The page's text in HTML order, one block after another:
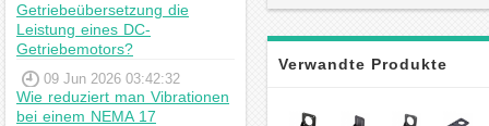
Getriebeübersetzung die
Leistung eines DC-
Getriebemotors?
09 Jun 2026 03:42:32
Wie reduziert man Vibrationen
bei einem NEMA 17
Verwandte Produkte